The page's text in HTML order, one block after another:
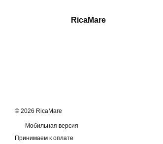
RicaMare
© 2026 RicaMare
Мобильная версия
Принимаем к оплате